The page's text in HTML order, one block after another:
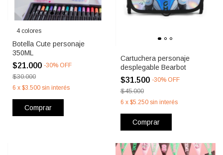
4 colores
Botella Cute personaje
350ML
$21.000 -30% OFF
$30.000
6 x $3.500 sin interés
Comprar
Cartuchera personaje
desplegable Bearbot
$31.500 -30% OFF
$45.000
6 x $5.250 sin interés
Comprar